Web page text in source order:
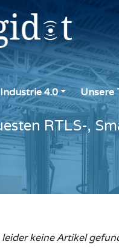
Industrie 4.0 Unsere
RTLS-,
leider keine Artikel